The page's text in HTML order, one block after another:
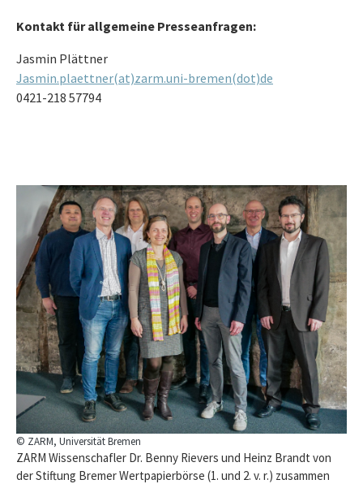
Kontakt für allgemeine Presseanfragen:
Jasmin Plättner
Jasmin.plaettner(at)zarm.uni-bremen(dot)de
0421-218 57794
© ZARM, Universität Bremen
ZARM Wissenschafler Dr. Benny Rievers und Heinz Brandt von
der Stiftung Bremer Wertpapierbörse (1. und 2. v. r.) zusammen